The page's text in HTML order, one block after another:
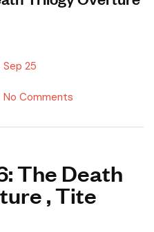
25
No Comments
The Death
, Tite